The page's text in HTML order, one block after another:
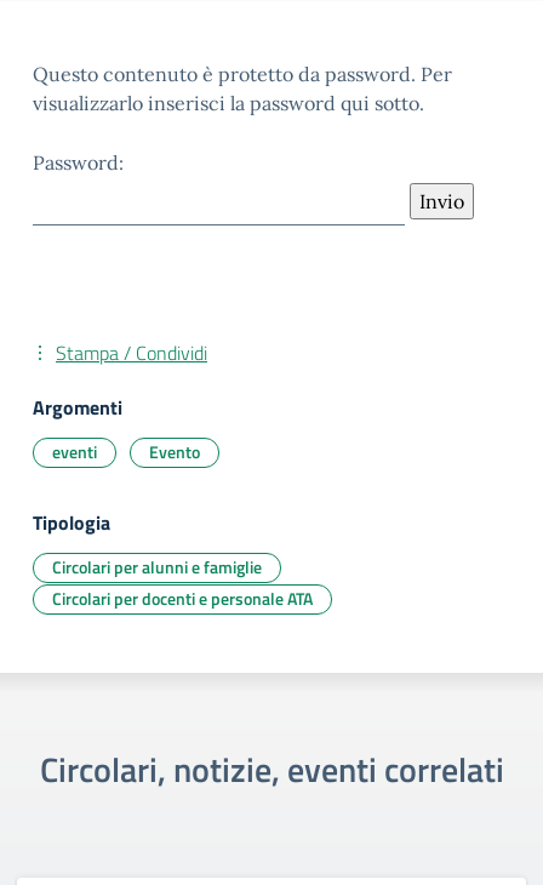
Questo contenuto è protetto da password. Per
visualizzarlo inserisci la password qui sotto.
Password:
Stampa / Condividi
Argomenti
eventi Evento
Tipologia
Circolari per alunni e famiglie
Circolari per docenti e personale ATA
Circolari, notizie, eventi correlati